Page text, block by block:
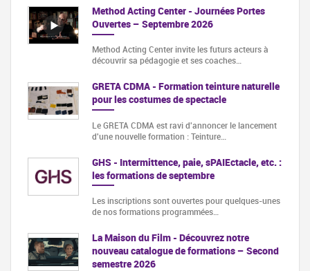
Method Acting Center - Journées Portes
Ouvertes – Septembre 2026
Method Acting Center invite les futurs acteurs à
découvrir sa pédagogie et ses coaches…
GRETA CDMA - Formation teinture naturelle
pour les costumes de spectacle
Le GRETA CDMA est ravi d'annoncer le lancement
d'une nouvelle formation : Teinture…
GHS - Intermittence, paie, sPAIEctacle, etc. :
les formations de septembre
Les inscriptions sont ouvertes pour quelques-unes
de nos formations programmées…
La Maison du Film - Découvrez notre
nouveau catalogue de formations – Second
semestre 2026